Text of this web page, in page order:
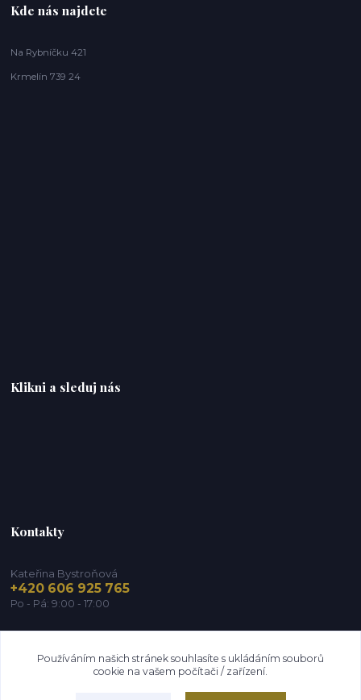
Kde nás najdete
Na Rybníčku 421
Krmelín 739 24
Klikni a sleduj nás
Kontakty
Kateřina Bystroňová
+420 606 925 765
Po - Pá: 9:00 - 17:00
Používáním našich stránek souhlasíte s ukládáním souborů
cookie na vašem počítači / zařízení.